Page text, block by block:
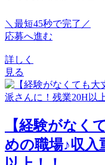
＼最短45秒で完了／
応募へ進む
詳しく
見る
【経験がなく
めの職場♪収入